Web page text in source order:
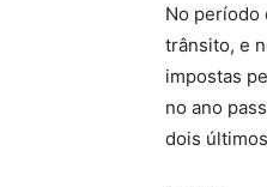
No período
trânsito, e
impostas
no ano
dois